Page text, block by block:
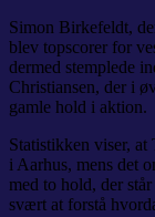
Simon Birkefeldt,
blev topscorer for
dermed stemplede
Christiansen, der i
gamle hold i aktion.
Statistikken viser,
i Aarhus, mens det
med to hold, der
svært at forstå